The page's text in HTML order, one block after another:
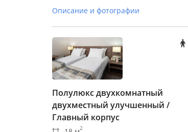
Описание и фотографии
Полулюкс двухкомнатный
двухместный улучшенный /
Главный корпус
2